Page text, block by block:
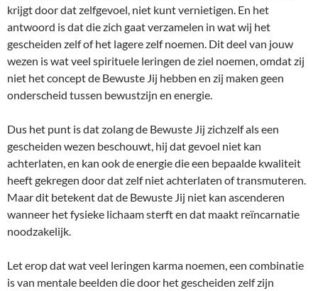
krijgt door dat zelfgevoel, niet kunt vernietigen. En het
antwoord is dat die zich gaat verzamelen in wat wij het
gescheiden zelf of het lagere zelf noemen. Dit deel van jouw
wezen is wat veel spirituele leringen de ziel noemen, omdat zij
niet het concept de Bewuste Jij hebben en zij maken geen
onderscheid tussen bewustzijn en energie.
Dus het punt is dat zolang de Bewuste Jij zichzelf als een
gescheiden wezen beschouwt, hij dat gevoel niet kan
achterlaten, en kan ook de energie die een bepaalde kwaliteit
heeft gekregen door dat zelf niet achterlaten of transmuteren.
Maar dit betekent dat de Bewuste Jij niet kan ascenderen
wanneer het fysieke lichaam sterft en dat maakt reïncarnatie
noodzakelijk.
Let erop dat wat veel leringen karma noemen, een combinatie
is van mentale beelden die door het gescheiden zelf zijn